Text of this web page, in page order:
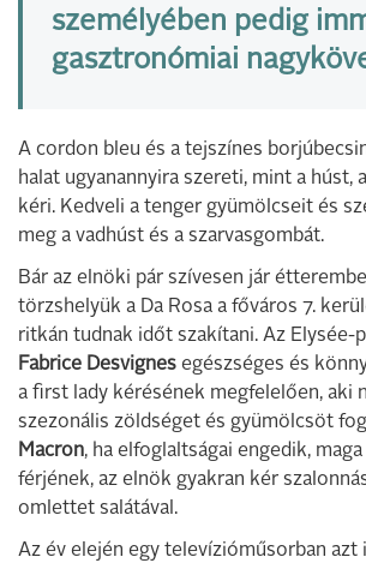
személyében pedig
gasztronómiai
A cordon bleu és a tejszínes
halat ugyanannyira szereti, mint a húst,
kéri. Kedveli a tenger gyümölcseit és
meg a vadhúst és a szarvasgombát.
Bár az elnöki pár szívesen jár
törzshelyük a Da Rosa a főváros 7.
ritkán tudnak időt szakítani. Az Elysée-
Fabrice Desvignes egészséges és
a first lady kérésének megfelelően, aki
szezonális zöldséget és gyümölcsöt
Macron, ha elfoglaltságai engedik,
férjének, az elnök gyakran kér
omlettet salátával.
Az év elején egy televízióműsorban azt